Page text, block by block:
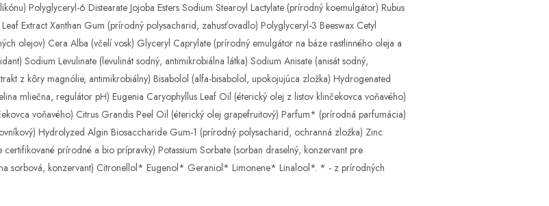
Polyglyceryl-6 Distearate Jojoba Esters Sodium Stearoyl Lactylate (prírodný koemulgátor) Rubus
Extract Xanthan Gum (prírodný polysacharid, zahusťovadlo) Polyglyceryl-3 Beeswax Cetyl
olejov) Cera Alba (včelí vosk) Glyceryl Caprylate (prírodný emulgátor na báze rastlinného oleja a
Sodium Levulinate (levulinát sodný, antimikrobiálna látka) Sodium Anisate (anisát sodný,
z kôry magnólie, antimikrobiálny) Bisabolol (alfa-bisabolol, upokojujúca zložka) Hydrogenated
mliečna, regulátor pH) Eugenia Caryophyllus Leaf Oil (éterický olej z listov klinčekovca voňavého)
voňavého) Citrus Grandis Peel Oil (éterický olej grapefruitový) Parfum* (prírodná parfumácia)
Hydrolyzed Algin Biosaccharide Gum-1 (prírodný polysacharid, ochranná zložka) Zinc
prírodné a bio prípravky) Potassium Sorbate (sorban draselný, konzervant pre
sorbová, konzervant) Citronellol* Eugenol* Geraniol* Limonene* Linalool*. * - z prírodných